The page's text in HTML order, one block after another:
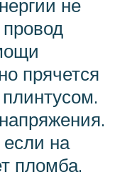
не
прячется
на
пломба.